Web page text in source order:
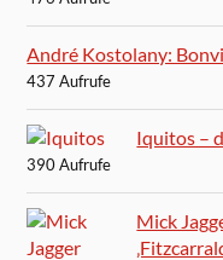
André Kostolany:
437 Aufrufe
Iquitos –
390 Aufrufe
Mick